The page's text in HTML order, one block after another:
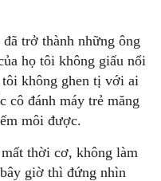
trở thành những ông
họ tôi không giấu nổi
không ghen tị với ai
cô đánh máy trẻ măng
môi được.
thời cơ, không làm
giờ thì đứng nhìn